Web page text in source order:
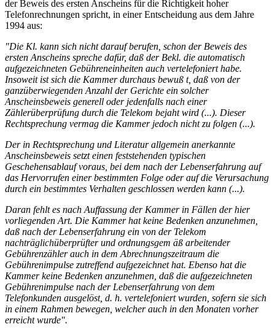
der Beweis des ersten Anscheins für die Richtigkeit hoher
Telefonrechnungen spricht, in einer Entscheidung aus dem Jahre
1994 aus:
"Die Kl. kann sich nicht darauf berufen, schon der Beweis des
ersten Anscheins spreche dafür, daß der Bekl. die automatisch
aufgezeichneten Gebühreneinheiten auch vertelefoniert habe.
Insoweit ist sich die Kammer durchaus bewuß t, daß von der
ganzüberwiegenden Anzahl der Gerichte ein solcher
Anscheinsbeweis generell oder jedenfalls nach einer
Zählerüberprüfung durch die Telekom bejaht wird (...). Dieser
Rechtsprechung vermag die Kammer jedoch nicht zu folgen (...).
Der in Rechtsprechung und Literatur allgemein anerkannte
Anscheinsbeweis setzt einen feststehenden typischen
Geschehensablauf voraus, bei dem nach der Lebenserfahrung auf
das Hervorrufen einer bestimmten Folge oder auf die Verursachung
durch ein bestimmtes Verhalten geschlossen werden kann (...).
Daran fehlt es nach Auffassung der Kammer in Fällen der hier
vorliegenden Art. Die Kammer hat keine Bedenken anzunehmen,
daß nach der Lebenserfahrung ein von der Telekom
nachträglichüberprüfter und ordnungsgem äß arbeitender
Gebührenzähler auch in dem Abrechnungszeitraum die
Gebührenimpulse zutreffend aufgezeichnet hat. Ebenso hat die
Kammer keine Bedenken anzunehmen, daß die aufgezeichneten
Gebührenimpulse nach der Lebenserfahrung von dem
Telefonkunden ausgelöst, d. h. vertelefoniert wurden, sofern sie sich
in einem Rahmen bewegen, welcher auch in den Monaten vorher
erreicht wurde".